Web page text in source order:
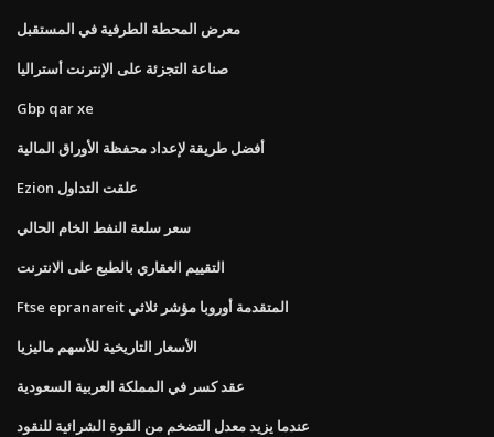
معرض المحطة الطرفية في المستقبل
صناعة التجزئة على الإنترنت أستراليا
Gbp qar xe
أفضل طريقة لإعداد محفظة الأوراق المالية
Ezion علقت التداول
سعر سلعة النفط الخام الحالي
التقييم العقاري بالطبع على الانترنت
Ftse epranareit المتقدمة أوروبا مؤشر ثلاثي
الأسعار التاريخية للأسهم ماليزيا
عقد كسر في المملكة العربية السعودية
عندما يزيد معدل التضخم من القوة الشرائية للنقود